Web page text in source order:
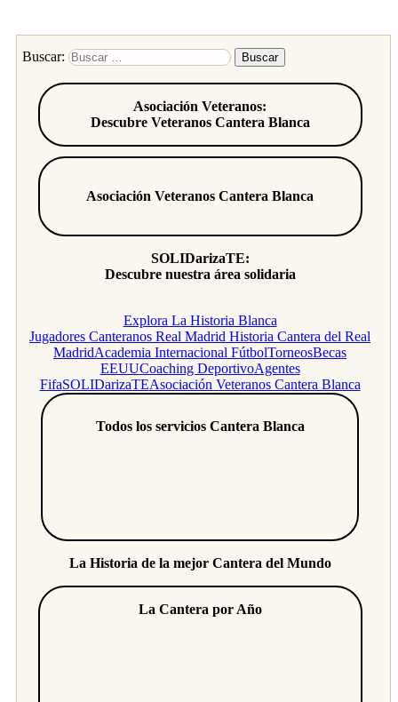
Buscar:
Asociación Veteranos:
Descubre Veteranos Cantera Blanca
Asociación Veteranos Cantera Blanca
SOLIDarizaTE:
Descubre nuestra área solidaria
Explora La Historia Blanca
Jugadores Canteranos Real Madrid Historia Cantera del Real
MadridAcademia Internacional FútbolTorneosBecas
EEUUCoaching DeportivoAgentes
FifaSOLIDarizaTEAsociación Veteranos Cantera Blanca
Todos los servicios Cantera Blanca
La Historia de la mejor Cantera del Mundo
La Cantera por Año